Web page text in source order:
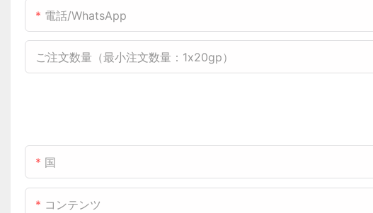
電話/WhatsApp
ご注文数量（最小注文数量：1x20gp）
国
コンテンツ